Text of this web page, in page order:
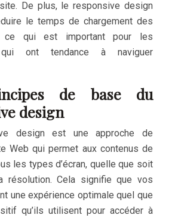
De plus, le responsive design
le temps de chargement des
ce qui est important pour les
qui ont tendance à naviguer
de base du
design
design est une approche de
Web qui permet aux contenus de
les types d’écran, quelle que soit
résolution. Cela signifie que vos
une expérience optimale quel que
qu’ils utilisent pour accéder à